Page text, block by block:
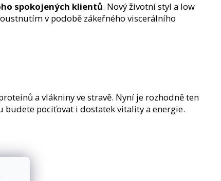
spokojených klientů. Nový životní styl a low
v podobě zákeřného viscerálního
a vlákniny ve stravě. Nyní je rozhodně ten
budete pociťovat i dostatek vitality a energie.